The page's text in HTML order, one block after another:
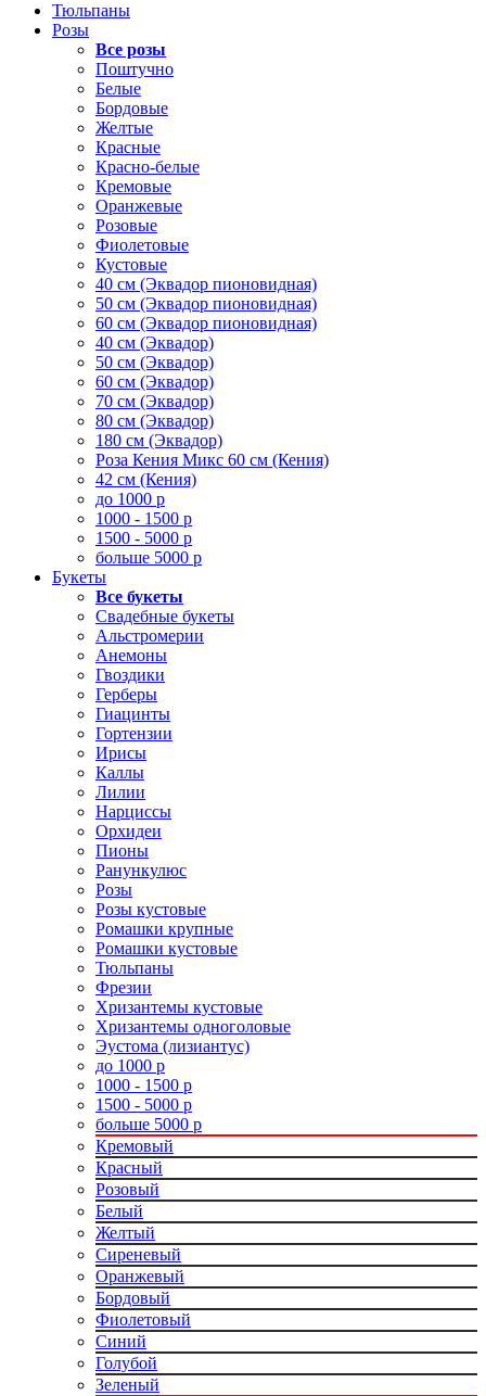
Тюльпаны
Розы
Все розы
Поштучно
Белые
Бордовые
Желтые
Красные
Красно-белые
Кремовые
Оранжевые
Розовые
Фиолетовые
Кустовые
40 см (Эквадор пионовидная)
50 см (Эквадор пионовидная)
60 см (Эквадор пионовидная)
40 см (Эквадор)
50 см (Эквадор)
60 см (Эквадор)
70 см (Эквадор)
80 см (Эквадор)
180 см (Эквадор)
Роза Кения Микс 60 см (Кения)
42 см (Кения)
до 1000 р
1000 - 1500 р
1500 - 5000 р
больше 5000 р
Букеты
Все букеты
Свадебные букеты
Альстромерии
Анемоны
Гвоздики
Герберы
Гиацинты
Гортензии
Ирисы
Каллы
Лилии
Нарциссы
Орхидеи
Пионы
Ранункулюс
Розы
Розы кустовые
Ромашки крупные
Ромашки кустовые
Тюльпаны
Фрезии
Хризантемы кустовые
Хризантемы одноголовые
Эустома (лизиантус)
до 1000 р
1000 - 1500 р
1500 - 5000 р
больше 5000 р
Кремовый
Красный
Розовый
Белый
Желтый
Сиреневый
Оранжевый
Бордовый
Фиолетовый
Синий
Голубой
Зеленый